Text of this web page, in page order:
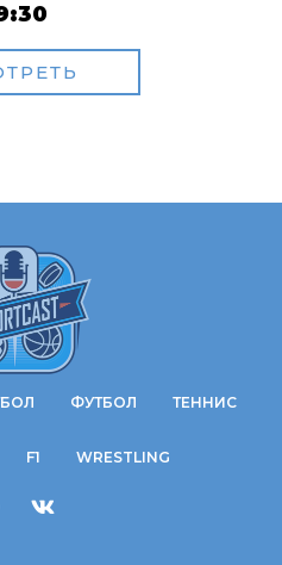
ФУТБОЛ ТЕННИС
F1 WRESTLING